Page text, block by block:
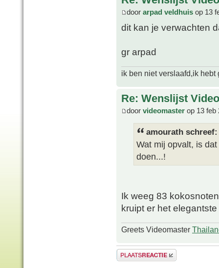
door arpad veldhuis op 13
dit kan je verwachten
gr arpad
ik ben niet verslaafd,ik
Re: Wenslijst
door videomaster op 13 feb
amourath schreef:
Wat mij opvalt, is
doen...!
Ik weeg 83
kruipt er het
Greets Videomaster
Plaats een reactie